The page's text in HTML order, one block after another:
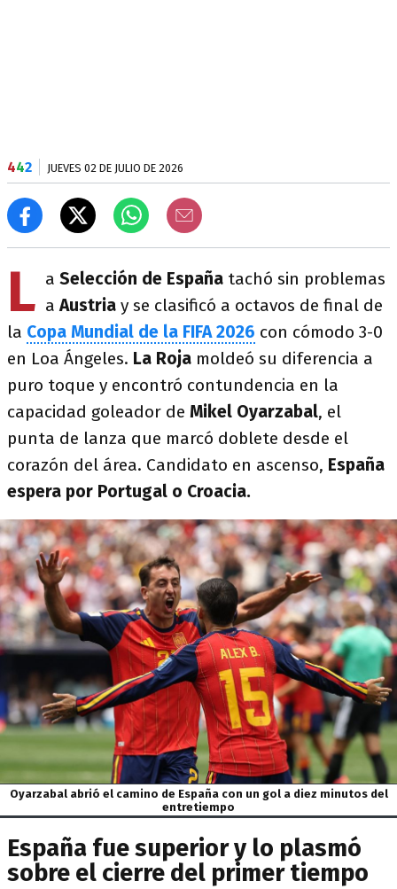
442 JUEVES 02 DE JULIO DE 2026
L a Selección de España tachó sin problemas
aAustria y se clasificó a octavos de final de
la Copa Mundial de la FIFA 2026 con cómodo 3-0
en Loa Ángeles. La Roja moldeó su diferencia a
puro toque y encontró contundencia en la
capacidad goleador de Mikel Oyarzabal, el
punta de lanza que marcó doblete desde el
corazón del área. Candidato en ascenso, España
espera por Portugal o Croacia.
Oyarzabal abrió el camino de España con un gol a diez minutos del
entretiempo
España fue superior y lo plasmó
sobre el cierre del primer tiempo